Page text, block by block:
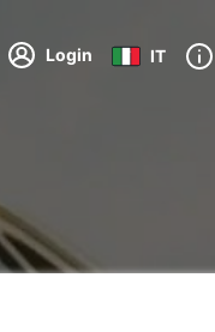
Login IT